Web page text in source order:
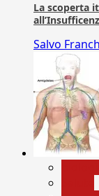
La scoperta
Salvo